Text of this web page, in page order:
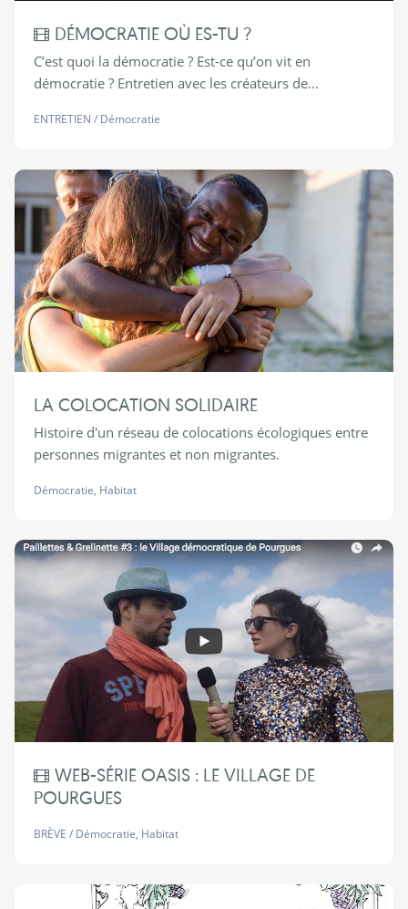
DÉMOCRATIE OÙ ES-TU ?
C’est quoi la démocratie ? Est-ce qu’on vit en
démocratie ? Entretien avec les créateurs de...
ENTRETIEN / Démocratie
LA COLOCATION SOLIDAIRE
Histoire d'un réseau de colocations écologiques entre
personnes migrantes et non migrantes.
Démocratie, Habitat
WEB-SÉRIE OASIS : LE VILLAGE DE
POURGUES
BRÈVE / Démocratie, Habitat